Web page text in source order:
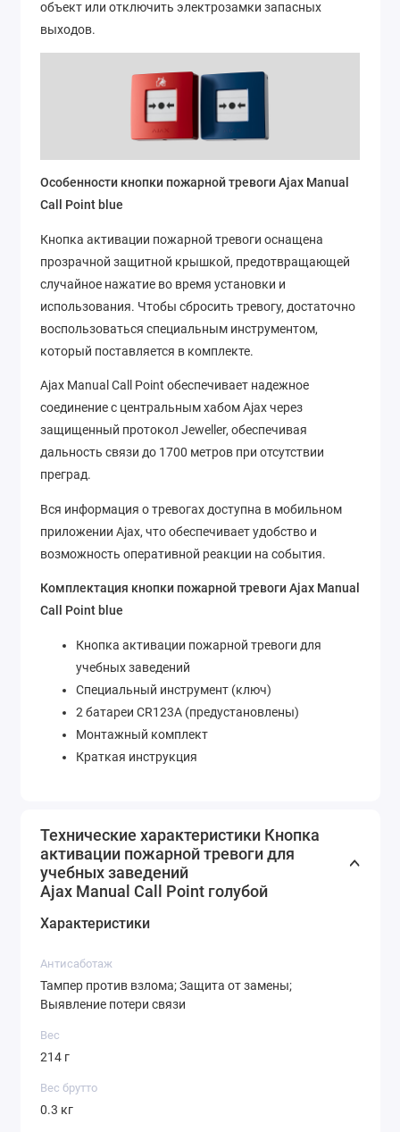
объект или отключить электрозамки запасных
выходов.
Особенности кнопки пожарной тревоги Ajax Manual
Call Point blue
Кнопка активации пожарной тревоги оснащена
прозрачной защитной крышкой, предотвращающей
случайное нажатие во время установки и
использования. Чтобы сбросить тревогу, достаточно
воспользоваться специальным инструментом,
который поставляется в комплекте.
Ajax Manual Call Point обеспечивает надежное
соединение с центральным хабом Ajax через
защищенный протокол Jeweller, обеспечивая
дальность связи до 1700 метров при отсутствии
преград.
Вся информация о тревогах доступна в мобильном
приложении Ajax, что обеспечивает удобство и
возможность оперативной реакции на события.
Комплектация кнопки пожарной тревоги Ajax Manual
Call Point blue
Кнопка активации пожарной тревоги для
учебных заведений
Специальный инструмент (ключ)
2 батареи CR123A (предустановлены)
Монтажный комплект
Краткая инструкция
Технические характеристики Кнопка
активации пожарной тревоги для
учебных заведений
Ajax Manual Call Point голубой
Характеристики
Антисаботаж
Тампер против взлома; Защита от замены;
Выявление потери связи
Вес
214 г
Вес брутто
0.3 кг